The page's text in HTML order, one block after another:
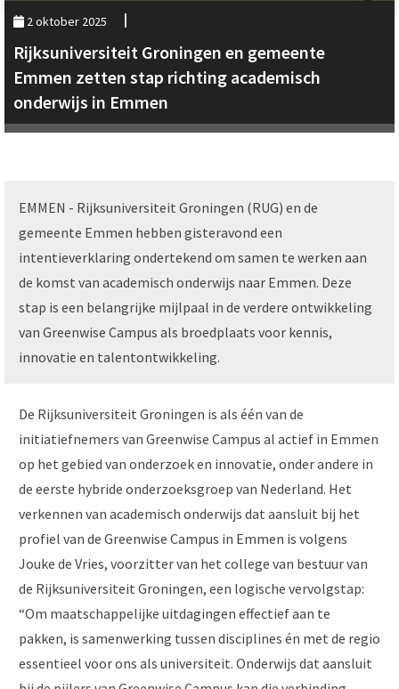
2 oktober 2025
Rijksuniversiteit Groningen en gemeente
Emmen zetten stap richting academisch
onderwijs in Emmen
EMMEN - Rijksuniversiteit Groningen (RUG) en de
gemeente Emmen hebben gisteravond een
intentieverklaring ondertekend om samen te werken aan
de komst van academisch onderwijs naar Emmen. Deze
stap is een belangrijke mijlpaal in de verdere ontwikkeling
van Greenwise Campus als broedplaats voor kennis,
innovatie en talentontwikkeling.
De Rijksuniversiteit Groningen is als één van de
initiatiefnemers van Greenwise Campus al actief in Emmen
op het gebied van onderzoek en innovatie, onder andere in
de eerste hybride onderzoeksgroep van Nederland. Het
verkennen van academisch onderwijs dat aansluit bij het
profiel van de Greenwise Campus in Emmen is volgens
Jouke de Vries, voorzitter van het college van bestuur van
de Rijksuniversiteit Groningen, een logische vervolgstap:
“Om maatschappelijke uitdagingen effectief aan te
pakken, is samenwerking tussen disciplines én met de regio
essentieel voor ons als universiteit. Onderwijs dat aansluit